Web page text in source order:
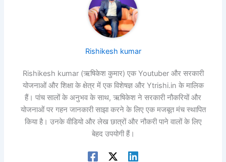
Rishikesh kumar
Rishikesh kumar (ऋषिकेश कुमार) एक Youtuber और सरकारी
योजनाओं और शिक्षा के क्षेत्र में एक विशेषज्ञ और Ytrishi.in के मालिक
हैं। पांच सालों के अनुभव के साथ, ऋषिकेश ने सरकारी नौकरियों और
योजनाओं पर गहन जानकारी साझा करने के लिए एक मजबूत मंच स्थापित
किया है। उनके वीडियो और लेख छात्रों और नौकरी पाने वालों के लिए
बेहद उपयोगी हैं।